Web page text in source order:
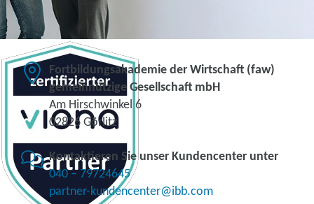
Fortbildungsakademie der Wirtschaft (faw)
gemeinnützige Gesellschaft mbH
Am Hirschwinkel 6
02826 Görlitz
Kontaktieren Sie unser Kundencenter unter
040 – 79724645
partner-kundencenter@ibb.com